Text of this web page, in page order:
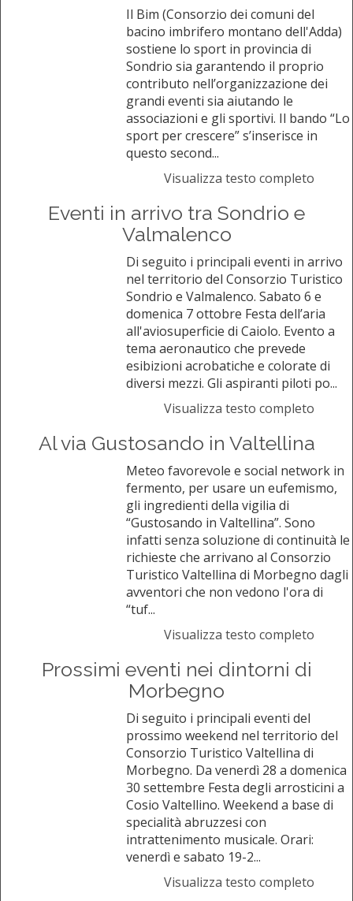
Il Bim (Consorzio dei comuni del
bacino imbrifero montano dell'Adda)
sostiene lo sport in provincia di
Sondrio sia garantendo il proprio
contributo nell’organizzazione dei
grandi eventi sia aiutando le
associazioni e gli sportivi. Il bando “Lo
sport per crescere” s’inserisce in
questo second...
Visualizza testo completo
Eventi in arrivo tra Sondrio e
Valmalenco
Di seguito i principali eventi in arrivo
nel territorio del Consorzio Turistico
Sondrio e Valmalenco. Sabato 6 e
domenica 7 ottobre Festa dell’aria
all'aviosuperficie di Caiolo. Evento a
tema aeronautico che prevede
esibizioni acrobatiche e colorate di
diversi mezzi. Gli aspiranti piloti po...
Visualizza testo completo
Al via Gustosando in Valtellina
Meteo favorevole e social network in
fermento, per usare un eufemismo,
gli ingredienti della vigilia di
“Gustosando in Valtellina”. Sono
infatti senza soluzione di continuità le
richieste che arrivano al Consorzio
Turistico Valtellina di Morbegno dagli
avventori che non vedono l'ora di
“tuf...
Visualizza testo completo
Prossimi eventi nei dintorni di
Morbegno
Di seguito i principali eventi del
prossimo weekend nel territorio del
Consorzio Turistico Valtellina di
Morbegno. Da venerdì 28 a domenica
30 settembre Festa degli arrosticini a
Cosio Valtellino. Weekend a base di
specialità abruzzesi con
intrattenimento musicale. Orari:
venerdì e sabato 19-2...
Visualizza testo completo